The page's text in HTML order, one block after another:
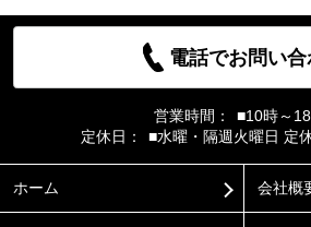
電話でお問い
営業時間：
■10時～
定休日：
■水曜・隔週火曜日 定
ホーム 会社概